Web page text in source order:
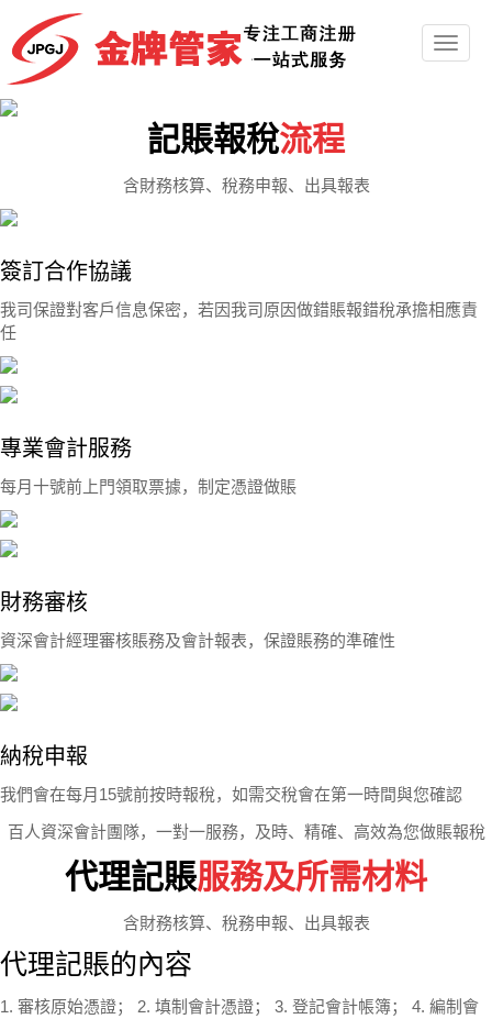
切
換
記賬報稅流程
含財務核算、稅務申報、出具報表
簽訂合作協議
我司保證對客戶信息保密，若因我司原因做錯賬報錯稅承擔相應責
任
專業會計服務
每月十號前上門領取票據，制定憑證做賬
財務審核
資深會計經理審核賬務及會計報表，保證賬務的準確性
納稅申報
我們會在每月15號前按時報稅，如需交稅會在第一時間與您確認
百人資深會計團隊，一對一服務，及時、精確、高效為您做賬報稅
代理記賬服務及所需材料
含財務核算、稅務申報、出具報表
代理記賬的內容
1. 審核原始憑證； 2. 填制會計憑證； 3. 登記會計帳簿； 4. 編制會